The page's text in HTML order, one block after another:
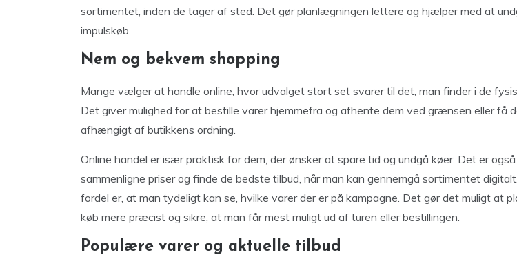
sortimentet, inden de tager af sted. Det gør planlægningen lettere og hjælper med at
impulskøb.
Nem og bekvem shopping
Mange vælger at handle online, hvor udvalget stort set svarer til det, man finder i de
Det giver mulighed for at bestille varer hjemmefra og afhente dem ved grænsen eller få
afhængigt af butikkens ordning.
Online handel er især praktisk for dem, der ønsker at spare tid og undgå køer. Det er
sammenligne priser og finde de bedste tilbud, når man kan gennemgå sortimentet
fordel er, at man tydeligt kan se, hvilke varer der er på kampagne. Det gør det muligt at
køb mere præcist og sikre, at man får mest muligt ud af turen eller bestillingen.
Populære varer og aktuelle tilbud